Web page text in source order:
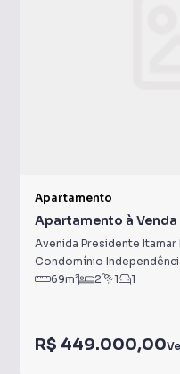
Apartamento
Apartamento à Venda
Avenida Presidente Itamar
Condomínio
69m² 2 1 1
R$ 449.000,00